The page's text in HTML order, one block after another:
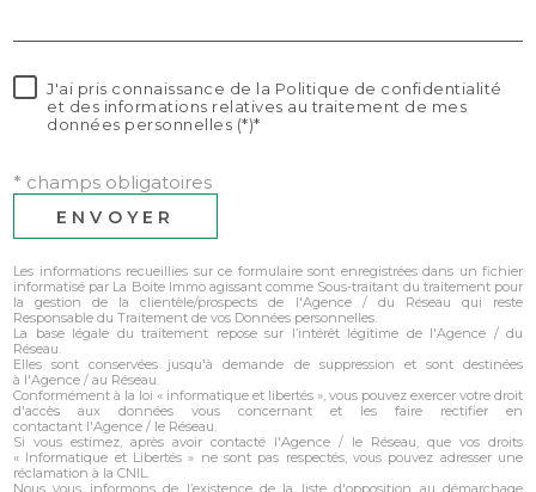
J'ai pris connaissance de la Politique de confidentialité
et des informations relatives au traitement de mes
données personnelles (*)*
* champs obligatoires
ENVOYER
Les informations recueillies sur ce formulaire sont enregistrées dans un fichier
informatisé par La Boite Immo agissant comme Sous-traitant du traitement pour
la gestion de la clientèle/prospects de l'Agence / du Réseau qui reste
Responsable du Traitement de vos Données personnelles.
La base légale du traitement repose sur l’intérêt légitime de l'Agence / du
Réseau.
Elles sont conservées jusqu'à demande de suppression et sont destinées
à l'Agence / au Réseau.
Conformément à la loi « informatique et libertés », vous pouvez exercer votre droit
d'accès aux données vous concernant et les faire rectifier en
contactant l'Agence / le Réseau.
Si vous estimez, après avoir contacté l'Agence / le Réseau, que vos droits
« Informatique et Libertés » ne sont pas respectés, vous pouvez adresser une
réclamation à la CNIL.